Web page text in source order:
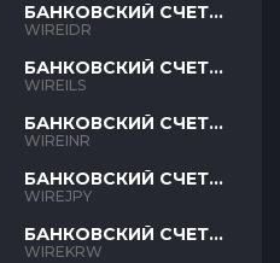
БАНКОВСКИЙ СЧЕТ
IDR
WIREIDR
БАНКОВСКИЙ СЧЕТ
ILS
WIREILS
БАНКОВСКИЙ СЧЕТ
INR
WIREINR
БАНКОВСКИЙ СЧЕТ
JPY
WIREJPY
БАНКОВСКИЙ СЧЕТ
KRW
WIREKRW